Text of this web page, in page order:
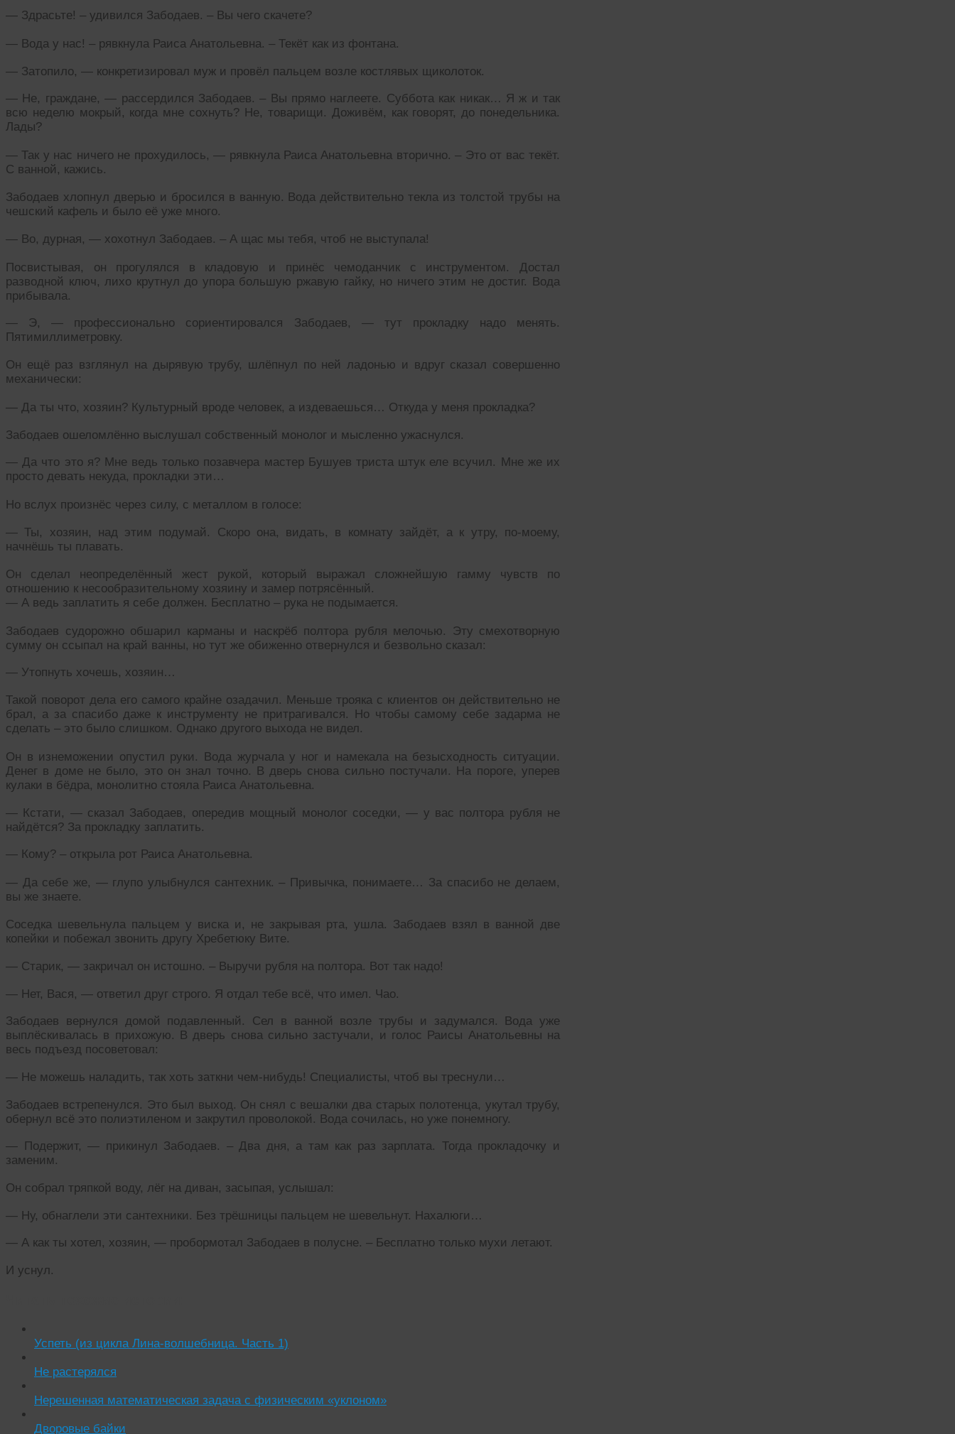
— Здрасьте! – удивился Забодаев. – Вы чего скачете?
— Вода у нас! – рявкнула Раиса Анатольевна. – Текёт как из фонтана.
— Затопило, — конкретизировал муж и провёл пальцем возле костлявых щиколоток.
— Не, граждане, — рассердился Забодаев. – Вы прямо наглеете. Суббота как никак… Я ж и так
всю неделю мокрый, когда мне сохнуть? Не, товарищи. Доживём, как говорят, до понедельника.
Лады?
— Так у нас ничего не прохудилось, — рявкнула Раиса Анатольевна вторично. – Это от вас текёт.
С ванной, кажись.
Забодаев хлопнул дверью и бросился в ванную. Вода действительно текла из толстой трубы на
чешский кафель и было её уже много.
— Во, дурная, — хохотнул Забодаев. – А щас мы тебя, чтоб не выступала!
Посвистывая, он прогулялся в кладовую и принёс чемоданчик с инструментом. Достал
разводной ключ, лихо крутнул до упора большую ржавую гайку, но ничего этим не достиг. Вода
прибывала.
— Э, — профессионально сориентировался Забодаев, — тут прокладку надо менять.
Пятимиллиметровку.
Он ещё раз взглянул на дырявую трубу, шлёпнул по ней ладонью и вдруг сказал совершенно
механически:
— Да ты что, хозяин? Культурный вроде человек, а издеваешься… Откуда у меня прокладка?
Забодаев ошеломлённо выслушал собственный монолог и мысленно ужаснулся.
— Да что это я? Мне ведь только позавчера мастер Бушуев триста штук еле всучил. Мне же их
просто девать некуда, прокладки эти…
Но вслух произнёс через силу, с металлом в голосе:
— Ты, хозяин, над этим подумай. Скоро она, видать, в комнату зайдёт, а к утру, по-моему,
начнёшь ты плавать.
Он сделал неопределённый жест рукой, который выражал сложнейшую гамму чувств по
отношению к несообразительному хозяину и замер потрясённый.
— А ведь заплатить я себе должен. Бесплатно – рука не подымается.
Забодаев судорожно обшарил карманы и наскрёб полтора рубля мелочью. Эту смехотворную
сумму он ссыпал на край ванны, но тут же обиженно отвернулся и безвольно сказал:
— Утопнуть хочешь, хозяин…
Такой поворот дела его самого крайне озадачил. Меньше трояка с клиентов он действительно не
брал, а за спасибо даже к инструменту не притрагивался. Но чтобы самому себе задарма не
сделать – это было слишком. Однако другого выхода не видел.
Он в изнеможении опустил руки. Вода журчала у ног и намекала на безысходность ситуации.
Денег в доме не было, это он знал точно. В дверь снова сильно постучали. На пороге, уперев
кулаки в бёдра, монолитно стояла Раиса Анатольевна.
— Кстати, — сказал Забодаев, опередив мощный монолог соседки, — у вас полтора рубля не
найдётся? За прокладку заплатить.
— Кому? – открыла рот Раиса Анатольевна.
— Да себе же, — глупо улыбнулся сантехник. – Привычка, понимаете… За спасибо не делаем,
вы же знаете.
Соседка шевельнула пальцем у виска и, не закрывая рта, ушла. Забодаев взял в ванной две
копейки и побежал звонить другу Хребетюку Вите.
— Старик, — закричал он истошно. – Выручи рубля на полтора. Вот так надо!
— Нет, Вася, — ответил друг строго. Я отдал тебе всё, что имел. Чао.
Забодаев вернулся домой подавленный. Сел в ванной возле трубы и задумался. Вода уже
выплёскивалась в прихожую. В дверь снова сильно застучали, и голос Раисы Анатольевны на
весь подъезд посоветовал:
— Не можешь наладить, так хоть заткни чем-нибудь! Специалисты, чтоб вы треснули…
Забодаев встрепенулся. Это был выход. Он снял с вешалки два старых полотенца, укутал трубу,
обернул всё это полиэтиленом и закрутил проволокой. Вода сочилась, но уже понемногу.
— Подержит, — прикинул Забодаев. – Два дня, а там как раз зарплата. Тогда прокладочку и
заменим.
Он собрал тряпкой воду, лёг на диван, засыпая, услышал:
— Ну, обнаглели эти сантехники. Без трёшницы пальцем не шевельнут. Нахалюги…
— А как ты хотел, хозяин, — пробормотал Забодаев в полусне. – Бесплатно только мухи летают.
И уснул.
Успеть (из цикла Лина-волшебница. Часть 1)
Не растерялся
Нерешенная математическая задача с физическим «уклоном»
Дворовые байки